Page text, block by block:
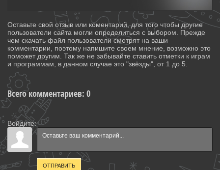
Оставьте свой отзыв или коментарий, для того чтобы другие
пользователи сайта могли определиться с выбором. Прежде
чем скачать файл пользователи смотрят на ваши
комментарии, поэтому напишите своем мнение, возможно это
поможет другим. Так же не забывайте ставить отметки к играм
и программам, в данном случае это "звёзды", от 1 до 5.
Всего комментариев: 0
Войдите:
ОТПРАВИТЬ